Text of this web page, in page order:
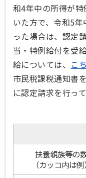
和4年中の所得が
いた方で、令和5
った場合は、認定
当・特例給付を受
給については、 こ
市民税課税通知書
に認定請求を行っ
扶養親族等の
（カッコ内は例）